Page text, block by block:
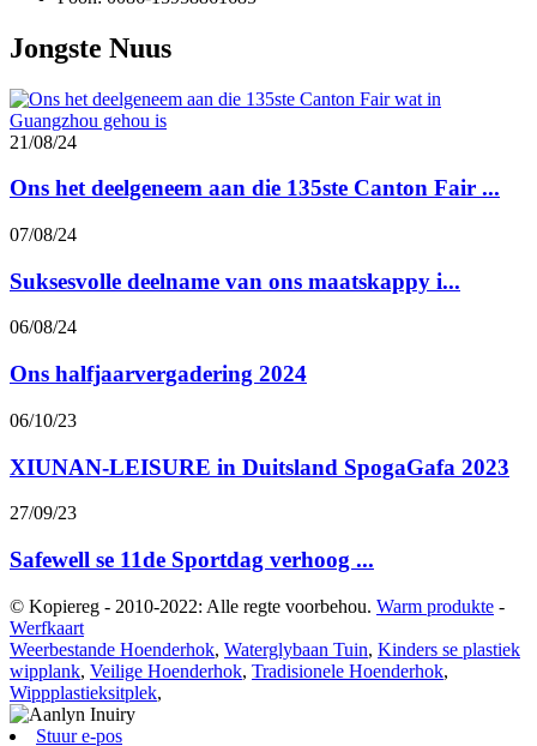
Jongste Nuus
21/08/24
Ons het deelgeneem aan die 135ste Canton Fair ...
07/08/24
Suksesvolle deelname van ons maatskappy i...
06/08/24
Ons halfjaarvergadering 2024
06/10/23
XIUNAN-LEISURE in Duitsland SpogaGafa 2023
27/09/23
Safewell se 11de Sportdag verhoog ...
© Kopiereg - 2010-2022: Alle regte voorbehou. Warm produkte -
Werfkaart
Weerbestande Hoenderhok, Waterglybaan Tuin, Kinders se plastiek
wipplank, Veilige Hoenderhok, Tradisionele Hoenderhok,
Wippplastieksitplek,
Stuur e-pos